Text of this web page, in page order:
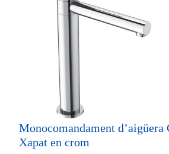
Monocomandament d’aigüera
Xapat en crom